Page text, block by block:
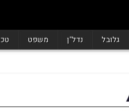
גלובל נדל"ן משפט